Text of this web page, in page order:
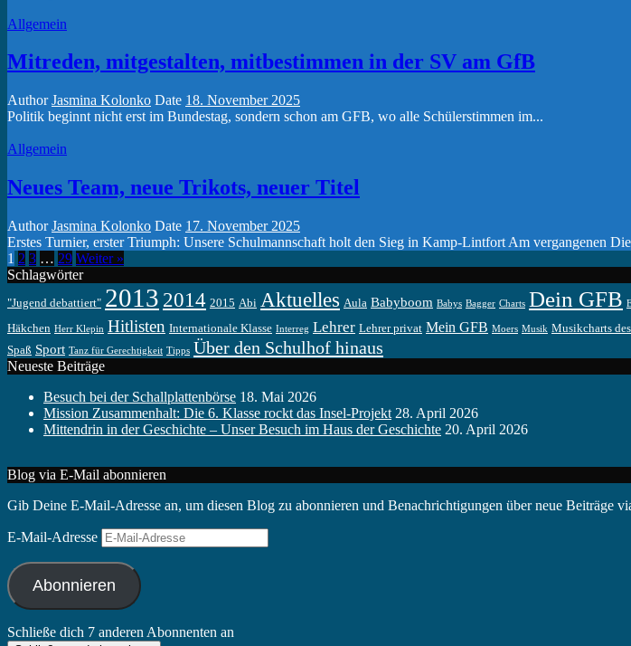
Allgemein
Mitreden, mitgestalten, mitbestimmen in der SV am GfB
AuthorJasmina Kolonko Date 18. November 2025
Politik beginnt nicht erst im Bundestag, sondern schon am GFB, wo alle Schülerstimmen im...
Allgemein
Neues Team, neue Trikots, neuer Titel
AuthorJasmina Kolonko Date 17. November 2025
Erstes Turnier, erster Triumph: Unsere Schulmannschaft holt den Sieg in Kamp-Lintfort Am vergangenen
1 2 3 … 29 Weiter »
Schlagwörter
"Jugend debattiert" 2013 2014 2015 Abi Aktuelles Aula Babyboom Babys Bagger Charts Dein GFB
Häkchen Herr Klepin Hitlisten Internationale Klasse Interreg Lehrer Lehrer privat Mein GFB Moers Musik Musikcharts
Spaß Sport Tanz für Gerechtigkeit Tipps Über den Schulhof hinaus
Neueste Beiträge
Besuch bei der Schallplattenbörse 18. Mai 2026
Mission Zusammenhalt: Die 6. Klasse rockt das Insel-Projekt 28. April 2026
Mittendrin in der Geschichte – Unser Besuch im Haus der Geschichte 20. April 2026
Blog via E-Mail abonnieren
Gib Deine E-Mail-Adresse an, um diesen Blog zu abonnieren und Benachrichtigungen über neue Beiträge
E-Mail-Adresse
Abonnieren
Schließe dich 7 anderen Abonnenten an